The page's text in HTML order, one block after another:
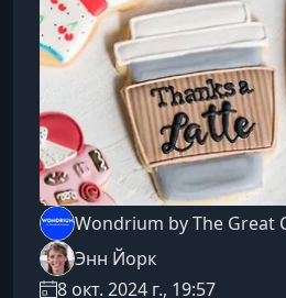
Wondrium by The Great
Энн Йорк
8 окт. 2024 г., 19:57